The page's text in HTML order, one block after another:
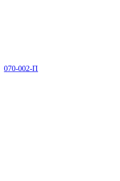
070-002-П